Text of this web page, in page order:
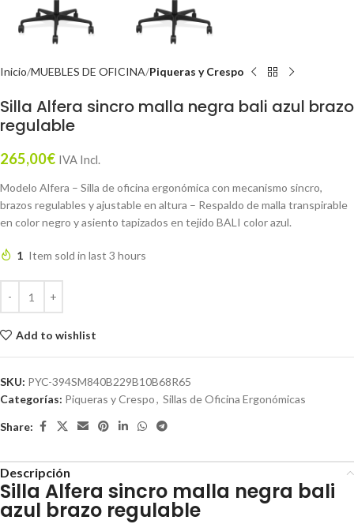
Inicio MUEBLES DE OFICINA Piqueras y Crespo
Silla Alfera sincro malla negra bali azul brazo
regulable
265,00€ IVA Incl.
Modelo Alfera – Silla de oficina ergonómica con mecanismo sincro,
brazos regulables y ajustable en altura – Respaldo de malla transpirable
en color negro y asiento tapizados en tejido BALI color azul.
1 Item sold in last 3 hours
Add to wishlist
SKU: PYC-394SM840B229B10B68R65
Categorías: Piqueras y Crespo, Sillas de Oficina Ergonómicas
Share:
Descripción
Silla Alfera sincro malla negra bali
azul brazo regulable